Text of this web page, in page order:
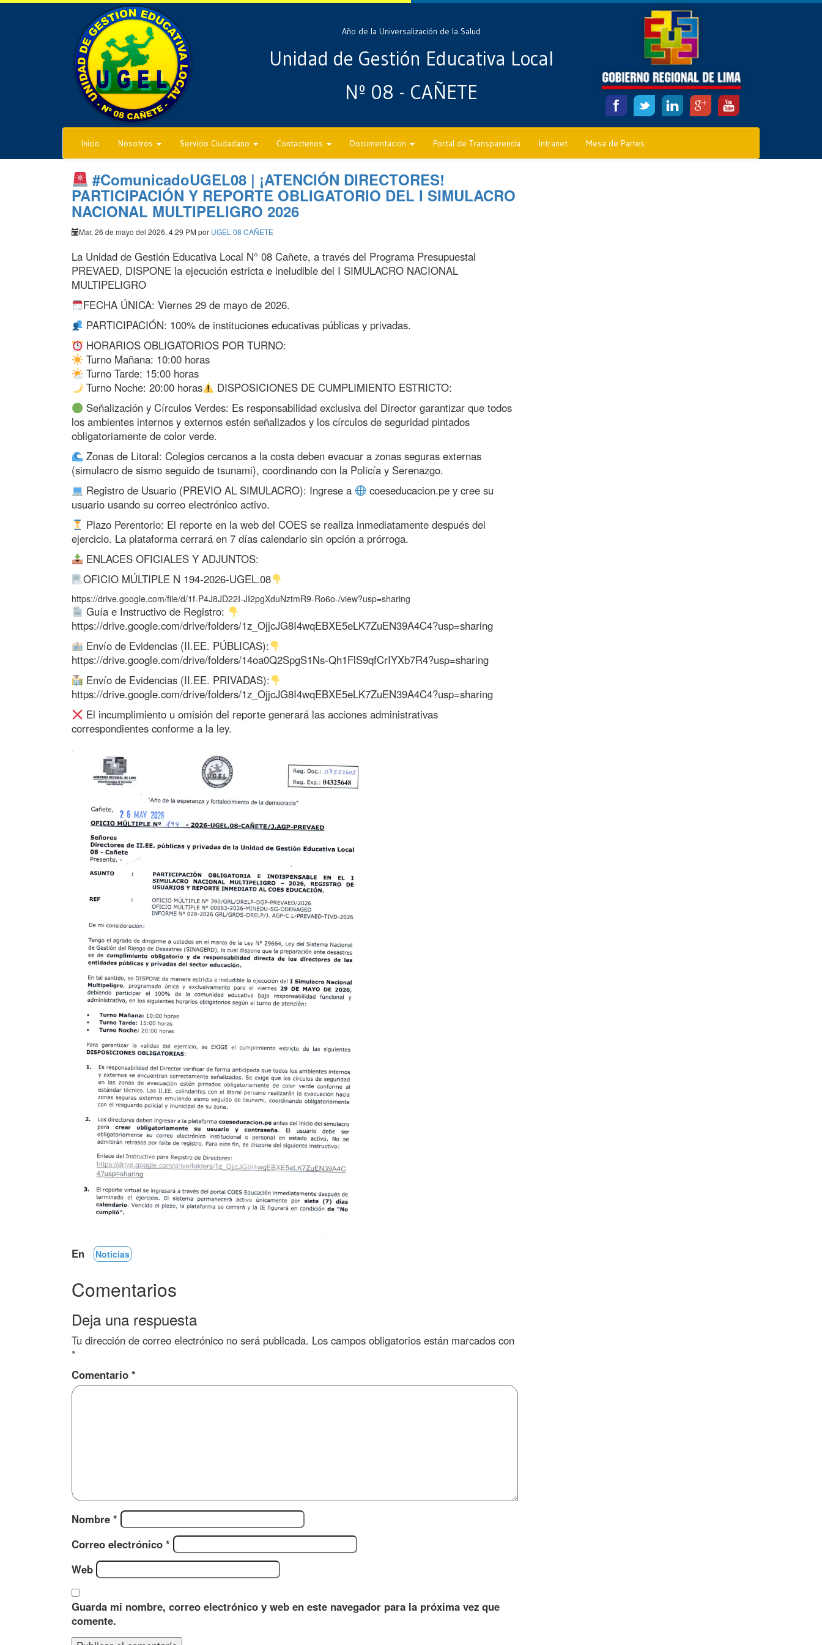
Año de la Universalización de la Salud
Unidad de Gestión Educativa Local
Nº 08 - CAÑETE
Inicio Nosotros Servicio Ciudadano Contactenos Documentacion Portal de Transparencia Intranet Mesa de Partes
#ComunicadoUGEL08 | ¡ATENCIÓN DIRECTORES!
PARTICIPACIÓN Y REPORTE OBLIGATORIO DEL I SIMULACRO
NACIONAL MULTIPELIGRO 2026
Mar, 26 de mayo del 2026, 4:29 PM por UGEL 08 CAÑETE
La Unidad de Gestión Educativa Local N° 08 Cañete, a través del Programa Presupuestal
PREVAED, DISPONE la ejecución estricta e ineludible del I SIMULACRO NACIONAL
MULTIPELIGRO
FECHA ÚNICA: Viernes 29 de mayo de 2026.
PARTICIPACIÓN: 100% de instituciones educativas públicas y privadas.
HORARIOS OBLIGATORIOS POR TURNO:
Turno Mañana: 10:00 horas
Turno Tarde: 15:00 horas
Turno Noche: 20:00 horas
DISPOSICIONES DE CUMPLIMIENTO ESTRICTO:
Señalización y Círculos Verdes: Es responsabilidad exclusiva del Director garantizar que todos
los ambientes internos y externos estén señalizados y los círculos de seguridad pintados
obligatoriamente de color verde.
Zonas de Litoral: Colegios cercanos a la costa deben evacuar a zonas seguras externas
(simulacro de sismo seguido de tsunami), coordinando con la Policía y Serenazgo.
Registro de Usuario (PREVIO AL SIMULACRO): Ingrese a
coeseducacion.pe y cree su
usuario usando su correo electrónico activo.
Plazo Perentorio: El reporte en la web del COES se realiza inmediatamente después del
ejercicio. La plataforma cerrará en 7 días calendario sin opción a prórroga.
ENLACES OFICIALES Y ADJUNTOS:
OFICIO MÚLTIPLE N 194-2026-UGEL.08
https://drive.google.com/file/d/1f-P4J8JD22I-JI2pgXduNztmR9-Ro6o-/view?usp=sharing
Guía e Instructivo de Registro:
https://drive.google.com/drive/folders/1z_OjjcJG8I4wqEBXE5eLK7ZuEN39A4C4?usp=sharing
Envío de Evidencias (II.EE. PÚBLICAS):
https://drive.google.com/drive/folders/14oa0Q2SpgS1Ns-Qh1FlS9qfCrIYXb7R4?usp=sharing
Envío de Evidencias (II.EE. PRIVADAS):
https://drive.google.com/drive/folders/1z_OjjcJG8I4wqEBXE5eLK7ZuEN39A4C4?usp=sharing
El incumplimiento u omisión del reporte generará las acciones administrativas
correspondientes conforme a la ley.
En Noticias
Comentarios
Deja una respuesta
Tu dirección de correo electrónico no será publicada. Los campos obligatorios están marcados con
*
Comentario *
Nombre *
Correo electrónico *
Web
Guarda mi nombre, correo electrónico y web en este navegador para la próxima vez que
comente.